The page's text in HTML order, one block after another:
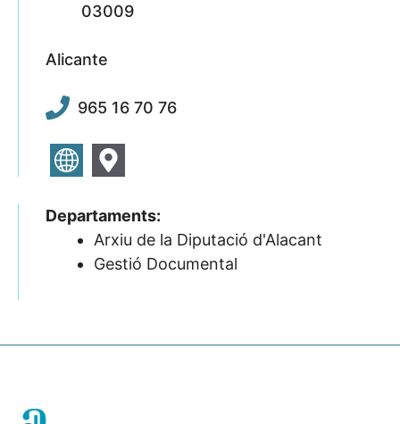
03009
Alicante
965 16 70 76
Departaments:
Arxiu de la Diputació d'Alacant
Gestió Documental